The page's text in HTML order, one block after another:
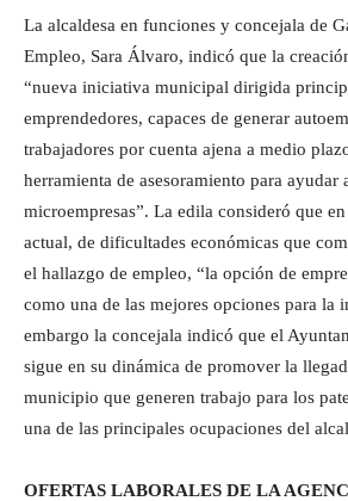
La alcaldesa en funciones y concejala de
Empleo, Sara Álvaro, indicó que la
“nueva iniciativa municipal dirigida
emprendedores, capaces de generar
trabajadores por cuenta ajena a medio
herramienta de asesoramiento para ayudar
microempresas”. La edila consideró que
actual, de dificultades económicas que
el hallazgo de empleo, “la opción de
como una de las mejores opciones para la
embargo la concejala indicó que el
sigue en su dinámica de promover la
municipio que generen trabajo para los
una de las principales ocupaciones del
OFERTAS LABORALES DE LA